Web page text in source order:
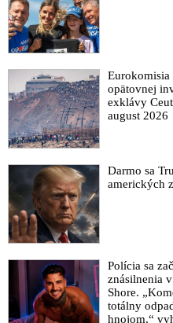
Eurokomisia
opätovnej
exklávy
august 2026
Darmo sa
amerických
Polícia sa
znásilnenia
Shore.
totálny
hnojom,“